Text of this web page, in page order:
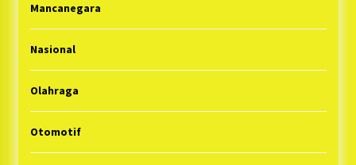
Mancanegara
Nasional
Olahraga
Otomotif